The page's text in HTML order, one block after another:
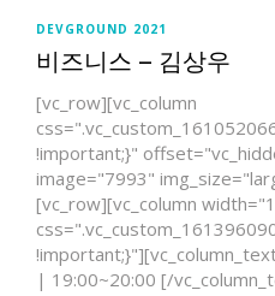
DEVGROUND 2021
비즈니스 – 김상우
[vc_row][vc_column
!important;}"
image="7993"
[vc_row][vc_column
| 19:00~20:00 [/